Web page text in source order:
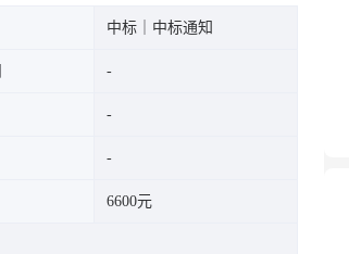
中标｜中标通知
6600元